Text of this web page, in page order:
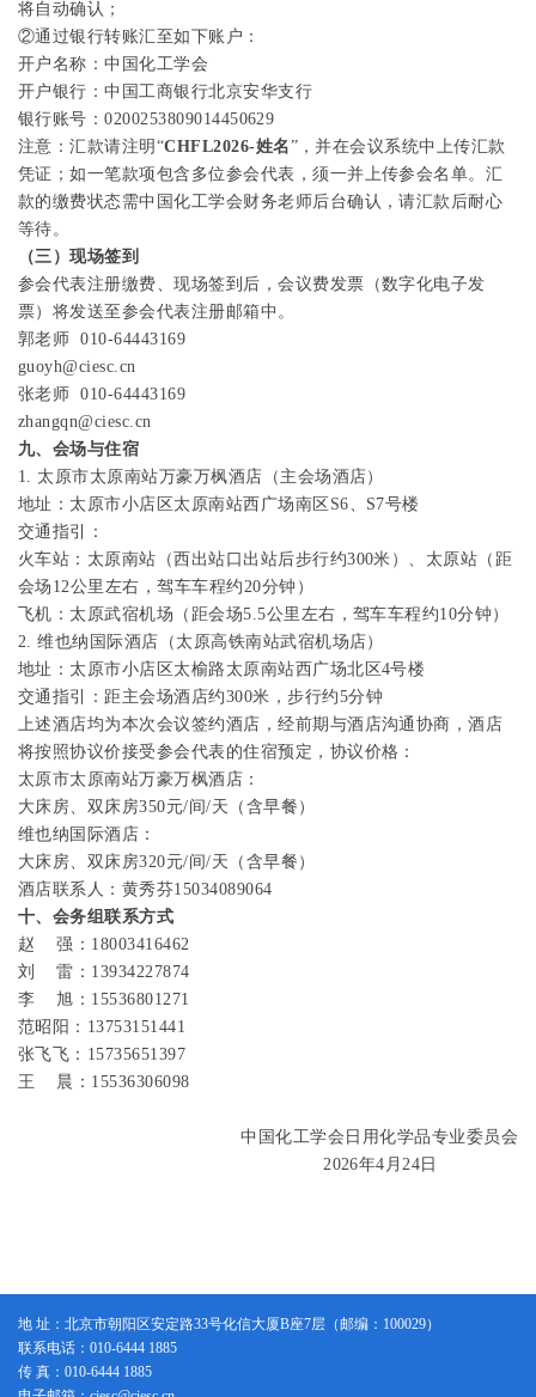
将自动确认；
②通过银行转账汇至如下账户：
开户名称：中国化工学会
开户银行：中国工商银行北京安华支行
银行账号：0200253809014450629
注意：汇款请注明“CHFL2026-姓名”，并在会议系统中上传汇款
凭证；如一笔款项包含多位参会代表，须一并上传参会名单。汇
款的缴费状态需中国化工学会财务老师后台确认，请汇款后耐心
等待。
（三）现场签到
参会代表注册缴费、现场签到后，会议费发票（数字化电子发
票）将发送至参会代表注册邮箱中。
郭老师010-64443169
guoyh@ciesc.cn
张老师010-64443169
zhangqn@ciesc.cn
九、会场与住宿
1. 太原市太原南站万豪万枫酒店（主会场酒店）
地址：太原市小店区太原南站西广场南区S6 S7号楼
交通指引：
火车站：太原南站（西出站口出站后步行约300米）、太原站（距
会场 12公里左右，驾车车程约 20分钟）
飞机：太原武宿机场（距会场5.5公里左右，驾车车程约10分钟）
2.维也纳国际酒店（太原高铁南站武宿机场店）
地址：太原市小店区太榆路太原南站西广场北区4号楼
交通指引：距主会场酒店约300米，步行约5分钟
上述酒店均为本次会议签约酒店，经前期与酒店沟通协商，酒店
将按照协议价接受参会代表的住宿预定，协议价格：
太原市太原南站万豪万枫酒店：
大床房、双床房350元/间/天（含早餐）
维也纳国际酒店：
大床房、双床房320元/间/天（含早餐）
酒店联系人：黄秀芬15034089064
十、会务组联系方式
赵
强： 18003416462
刘
雷： 13934227874
李
旭： 15536801271
范昭阳： 13753151441
张飞飞： 15735651397
王
晨： 15536306098
中国化工学会日用化学品专业委员会
2026年4 月 24日
地 址：北京市朝阳区安定路33号化信大厦B座7层（邮编：100029）
联系电话：010-6444 1885
传 真：010-6444 1885